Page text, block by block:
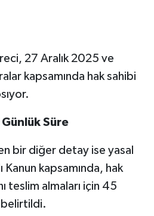
27 Aralık 2025 ve
kapsamında hak sahibi
Süre
bir diğer detay ise yasal
Kanun kapsamında, hak
teslim almaları için 45
belirtildi.